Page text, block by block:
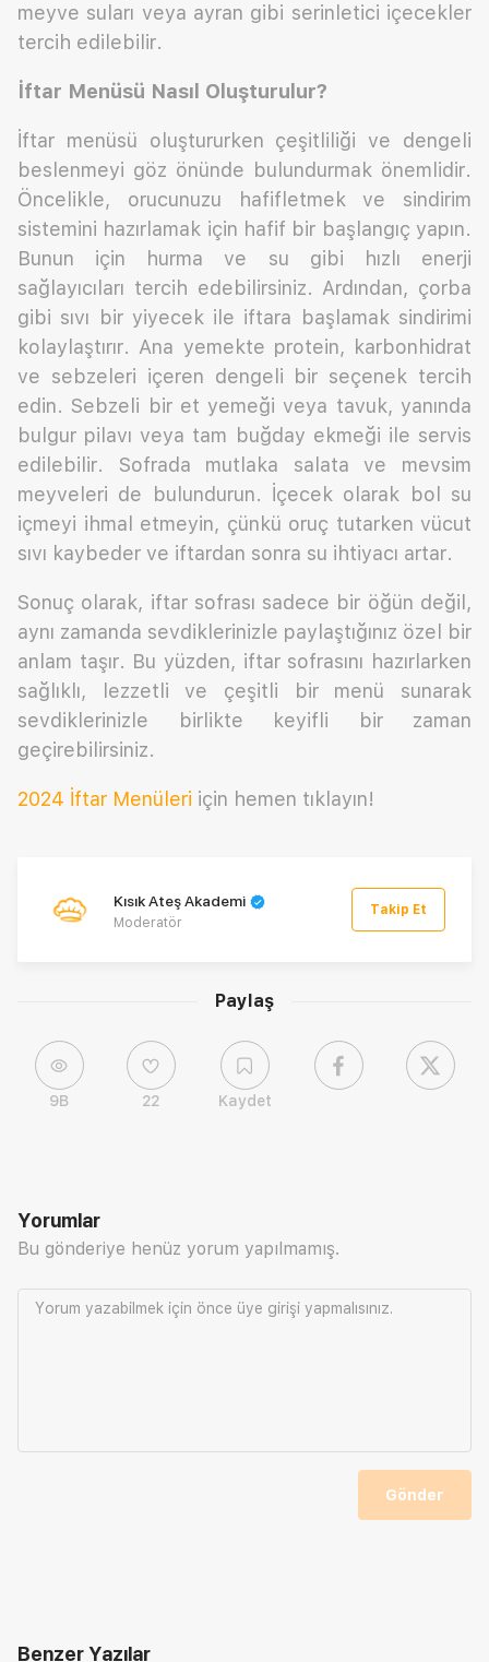
Paylaş
9B 22 Kaydet
meyve suları veya ayran gibi serinletici içecekler
tercih edilebilir.
İftar Menüsü Nasıl Oluşturulur?
İftar menüsü oluştururken çeşitliliği ve dengeli
beslenmeyi göz önünde bulundurmak önemlidir.
Öncelikle, orucunuzu hafifletmek ve sindirim
sistemini hazırlamak için hafif bir başlangıç yapın.
Bunun için hurma ve su gibi hızlı enerji
sağlayıcıları tercih edebilirsiniz. Ardından, çorba
gibi sıvı bir yiyecek ile iftara başlamak sindirimi
kolaylaştırır. Ana yemekte protein, karbonhidrat
ve sebzeleri içeren dengeli bir seçenek tercih
edin. Sebzeli bir et yemeği veya tavuk, yanında
bulgur pilavı veya tam buğday ekmeği ile servis
edilebilir. Sofrada mutlaka salata ve mevsim
meyveleri de bulundurun. İçecek olarak bol su
içmeyi ihmal etmeyin, çünkü oruç tutarken vücut
sıvı kaybeder ve iftardan sonra su ihtiyacı artar.
Sonuç olarak, iftar sofrası sadece bir öğün değil,
aynı zamanda sevdiklerinizle paylaştığınız özel bir
anlam taşır. Bu yüzden, iftar sofrasını hazırlarken
sağlıklı, lezzetli ve çeşitli bir menü sunarak
sevdiklerinizle birlikte keyifli bir zaman
geçirebilirsiniz.
2024 İftar Menüleri için hemen tıklayın!
Kısık Ateş Akademi
Moderatör
Takip Et
Yorumlar
Bu gönderiye henüz yorum yapılmamış.
Yorum yazabilmek için önce üye girişi yapmalısınız.
Gönder
Benzer Yazılar